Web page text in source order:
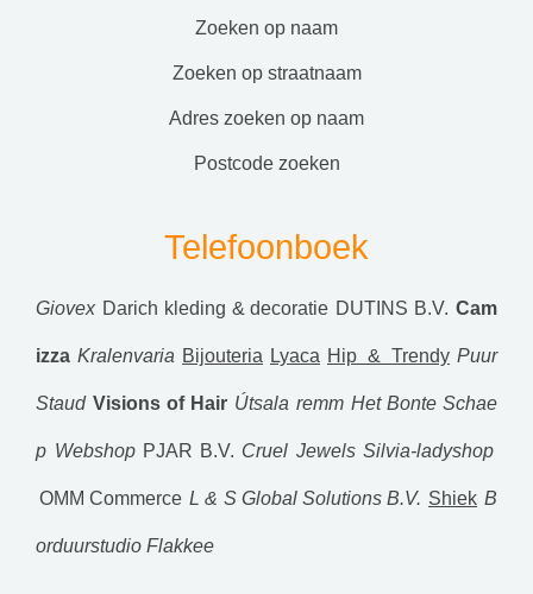
zoeken op naam
zoeken op straatnaam
adres zoeken op naam
postcode zoeken
Telefoonboek
Giovex Darich kleding & decoratie DUTINS B.V. Cam
izza Kralenvaria Bijouteria Lyaca Hip & Trendy Puur
Staud Visions of Hair Útsala remm Het Bonte Schae
p Webshop PJAR B.V. Cruel Jewels Silvia-ladyshop
OMM Commerce L & S Global Solutions B.V. Shiek B
orduurstudio Flakkee